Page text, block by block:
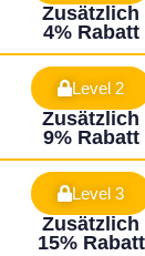
Zusätzlich
4% Rabatt
Level 2
Zusätzlich
9% Rabatt
Level 3
Zusätzlich
15% Rabatt